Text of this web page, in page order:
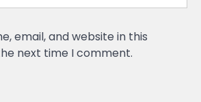
email, and website in this
next time I comment.